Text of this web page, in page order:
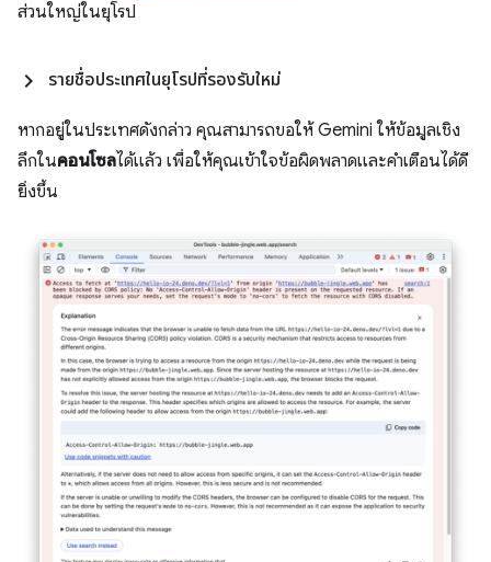
ส่วนใหญ่ในยุโรป
รายชื่อประเทศในยุโรปที่รองรับใหม่
หากอยู่ในประเทศดังกล่าว คุณสามารถขอให้ Gemini ให้ข้อมูลเชิง
ลึกในคอนโซลได้แล้ว เพื่อให้คุณเข้าใจข้อผิดพลาดและคำเตือนได้ดี
ยิ่งขึ้น